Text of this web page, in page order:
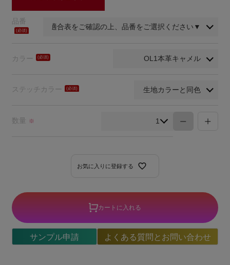
品番
カラー
ステッチカラー
お気に入りに登録する
数量 ※
カートに入れる
サンプル申請 よくある質問とお問い合わせ